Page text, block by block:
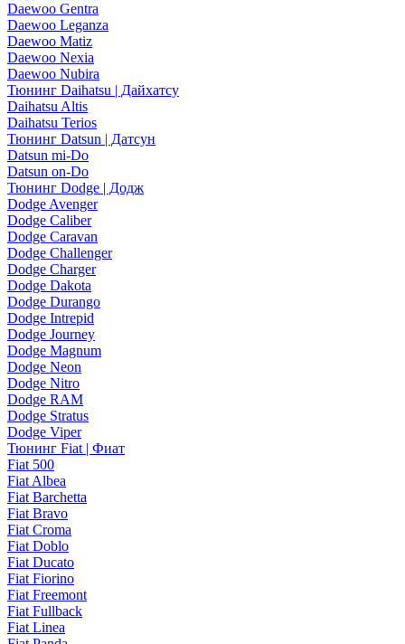
Daewoo Gentra
Daewoo Leganza
Daewoo Matiz
Daewoo Nexia
Daewoo Nubira
Тюнинг Daihatsu | Дайхатсу
Daihatsu Altis
Daihatsu Terios
Тюнинг Datsun | Датсун
Datsun mi-Do
Datsun on-Do
Тюнинг Dodge | Додж
Dodge Avenger
Dodge Caliber
Dodge Caravan
Dodge Challenger
Dodge Charger
Dodge Dakota
Dodge Durango
Dodge Intrepid
Dodge Journey
Dodge Magnum
Dodge Neon
Dodge Nitro
Dodge RAM
Dodge Stratus
Dodge Viper
Тюнинг Fiat | Фиат
Fiat 500
Fiat Albea
Fiat Barchetta
Fiat Bravo
Fiat Croma
Fiat Doblo
Fiat Ducato
Fiat Fiorino
Fiat Freemont
Fiat Fullback
Fiat Linea